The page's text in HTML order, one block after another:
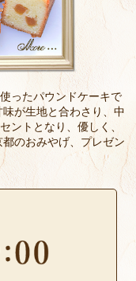
ります。
ご愛顧のほどよ
ります。
ご愛顧のほどよ
ります。
ご愛顧のほどよ
ったパウンドケーキで
が生地と合わさり、中
ントとなり、優しく、
のおみやげ、プレゼン